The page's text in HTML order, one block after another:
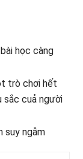
học càng
trò chơi hết
sắc cuả người
suy ngẫm